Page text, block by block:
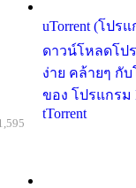
uTorrent (โปร
ดาวน์โหลดโปร
ง่าย คล้ายๆ กั
ของ โปรแกรม
tTorrent